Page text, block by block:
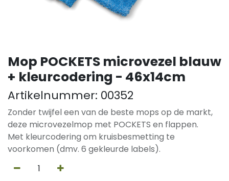
Mop POCKETS microvezel blauw
+ kleurcodering - 46x14cm
Artikelnummer: 00352
Zonder twijfel een van de beste mops op de markt,
deze microvezelmop met POCKETS en flappen.
Met kleurcodering om kruisbesmetting te
voorkomen (dmv. 6 gekleurde labels).